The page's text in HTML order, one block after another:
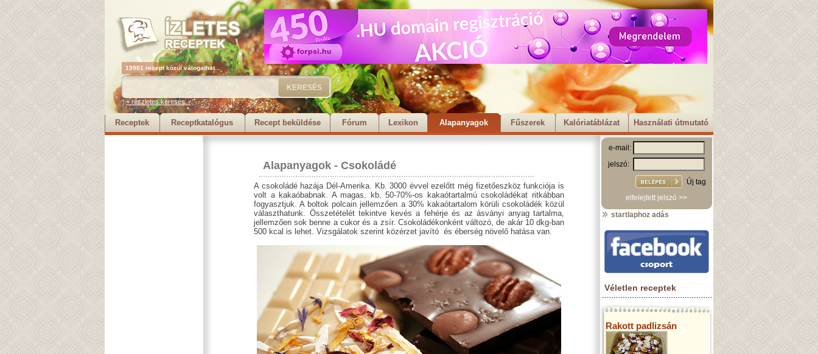
19901 recept közül válogathat...
+ részletes keresés...
Receptek Receptkatalógus Recept beküldése Fórum Lexikon Alapanyagok Fűszerek Kalóriatáblázat Használati útmutató
Alapanyagok - Csokoládé
A csokoládé hazája Dél-Amerika. Kb. 3000 évvel ezelőtt még fizetőeszköz funkciója is
volt a kakaóbabnak. A magas, kb. 50-70%-os kakaótartalmú csokoládékat ritkábban
fogyasztjuk. A boltok polcain jellemzően a 30% kakaótartalom körüli csokoládék közül
választhatunk. Összetételét tekintve kevés a fehérje és az ásványi anyag tartalma,
jellemzően sok benne a cukor és a zsír. Csokoládékonként változó, de akár 10 dkg-ban
500 kcal is lehet. Vizsgálatok szerint közérzet javító és éberség növelő hatása van.
e-mail:
jelszó:
Új tag
elfelejtett jelszó >>
startlaphoz adás
Véletlen receptek
Rakott padlizsán